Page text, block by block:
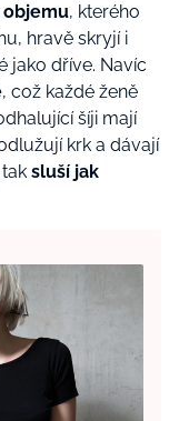
objemu, kterého
hravě skryjí i
jako dříve. Navíc
, což každé ženě
šíji mají
krk a dávají
sluší jak